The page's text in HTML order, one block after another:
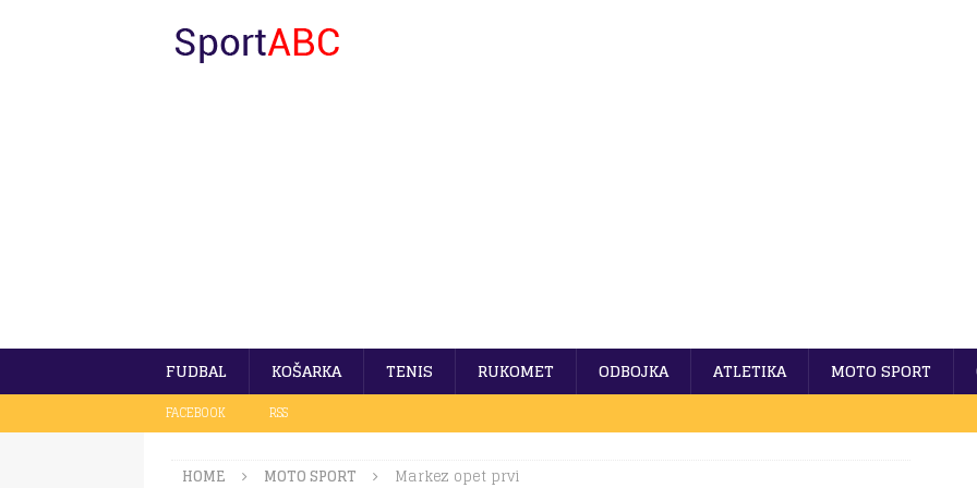
FUDBAL KOŠARKA TENIS RUKOMET ODBOJKA ATLETIKA MOTO SPORT
FACEBOOK RSS
HOME MOTO SPORT Markez opet prvi